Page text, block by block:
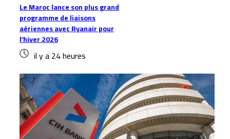
Le Maroc lance son plus grand
programme de liaisons
aériennes avec Ryanair pour
l’hiver 2026
il y a 24 heures